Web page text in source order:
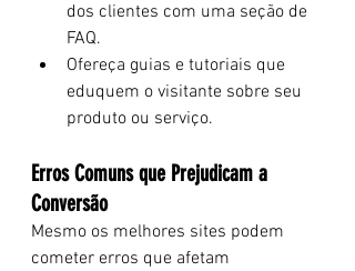
dos clientes com uma seção de
FAQ.
Ofereça guias e tutoriais que
eduquem o visitante sobre seu
produto ou serviço.
Erros Comuns que Prejudicam a
Conversão
Mesmo os melhores sites podem
cometer erros que afetam